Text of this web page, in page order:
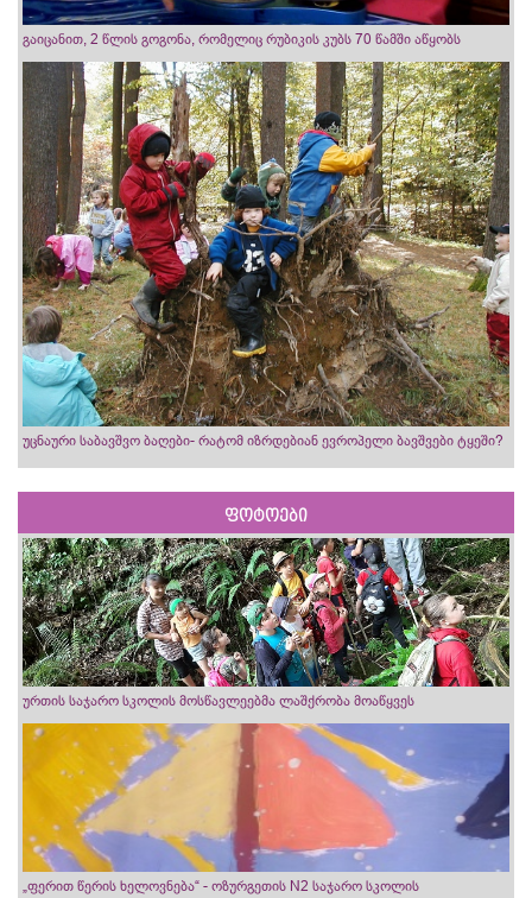
გაიცანით, 2 წლის გოგონა, რომელიც რუბიკის კუბს 70 წამში აწყობს
უცნაური საბავშვო ბაღები- რატომ იზრდებიან ევროპელი ბავშვები ტყეში?
ფოტოები
ურთის საჯარო სკოლის მოსწავლეებმა ლაშქრობა მოაწყვეს
„ფერით წერის ხელოვნება“ - ოზურგეთის N2 საჯარო სკოლის